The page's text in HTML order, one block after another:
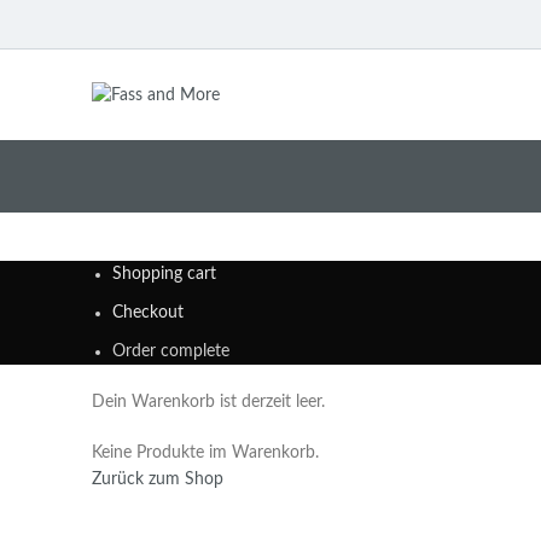
Shopping cart
Checkout
Order complete
Dein Warenkorb ist derzeit leer.
Keine Produkte im Warenkorb.
Zurück zum Shop